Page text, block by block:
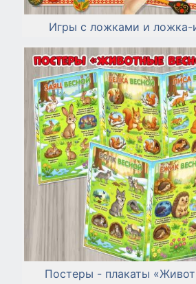
Игры с ложками и ложка-
Постеры - плакаты